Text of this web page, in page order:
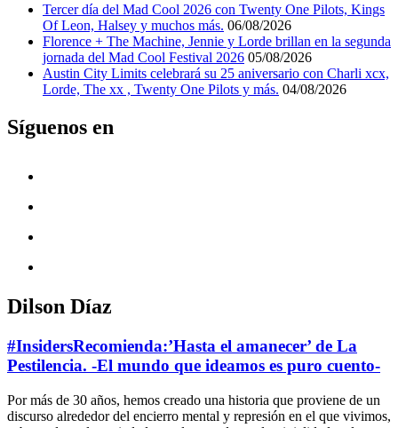
Tercer día del Mad Cool 2026 con Twenty One Pilots, Kings
Of Leon, Halsey y muchos más. 06/08/2026
Florence + The Machine, Jennie y Lorde brillan en la segunda
jornada del Mad Cool Festival 2026 05/08/2026
Austin City Limits celebrará su 25 aniversario con Charli xcx,
Lorde, The xx , Twenty One Pilots y más. 04/08/2026
Síguenos en
Dilson Díaz
#InsidersRecomienda:’Hasta el amanecer’ de La
Pestilencia. -El mundo que ideamos es puro cuento-
Por más de 30 años, hemos creado una historia que proviene de un
discurso alrededor del encierro mental y represión en el que vivimos,